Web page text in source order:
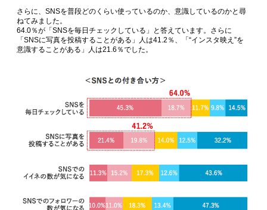
さらに、SNSを普段どのくらい使っているのか、意識しているのかと尋
ねてみました。
64.0％が「SNSを毎日チェックしている」と答えています。さらに
「SNSに写真を投稿することがある」人は41.2％、「“インスタ映え”を
意識することがある」人は21.6％でした。